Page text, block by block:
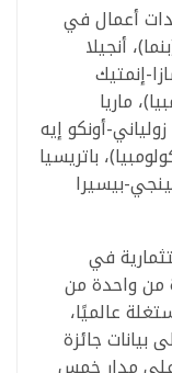
النهائية لأفضل 10 رائدات أعمال في
أنجيلا
إنمتيك
ماريا
أونكو إيه
باتريسيا
بيسيرا
في
من واحدة من
عالميًا،
بيانات جائزة